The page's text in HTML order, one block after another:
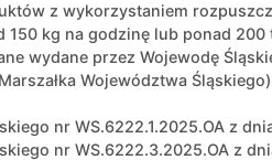
z wykorzystaniem
150 kg na godzinę lub ponad 200
wydane przez Wojewodę
Województwa Śląskiego)
nr WS.6222.1.2025.OA z
nr WS.6222.3.2025.OA z